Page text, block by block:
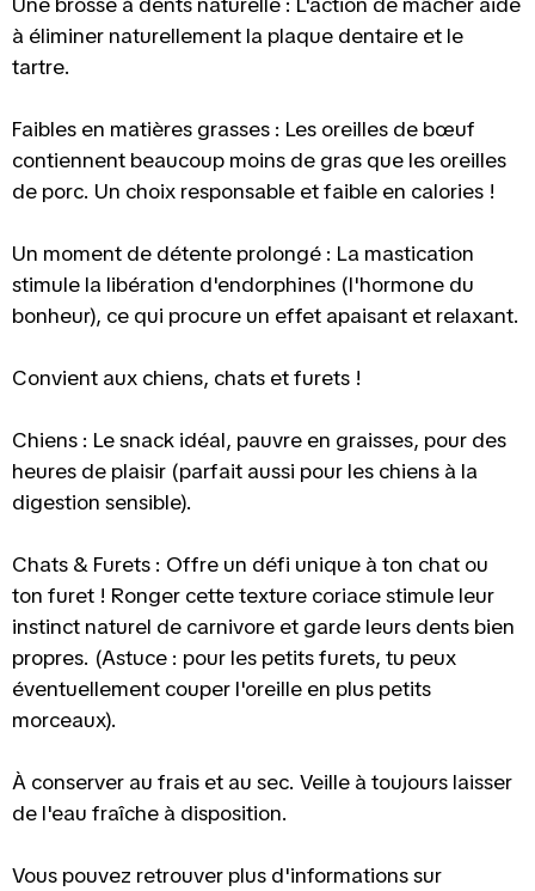
à éliminer naturellement la plaque dentaire et le
tartre.
Faibles en matières grasses : Les oreilles de bœuf
contiennent beaucoup moins de gras que les oreilles
de porc. Un choix responsable et faible en calories !
Un moment de détente prolongé : La mastication
stimule la libération d'endorphines (l'hormone du
bonheur), ce qui procure un effet apaisant et relaxant.
Convient aux chiens, chats et furets !
Chiens : Le snack idéal, pauvre en graisses, pour des
heures de plaisir (parfait aussi pour les chiens à la
digestion sensible).
Chats & Furets : Offre un défi unique à ton chat ou
ton furet ! Ronger cette texture coriace stimule leur
instinct naturel de carnivore et garde leurs dents bien
propres. (Astuce : pour les petits furets, tu peux
éventuellement couper l'oreille en plus petits
morceaux).
À conserver au frais et au sec. Veille à toujours laisser
de l'eau fraîche à disposition.
Vous pouvez retrouver plus d'informations sur